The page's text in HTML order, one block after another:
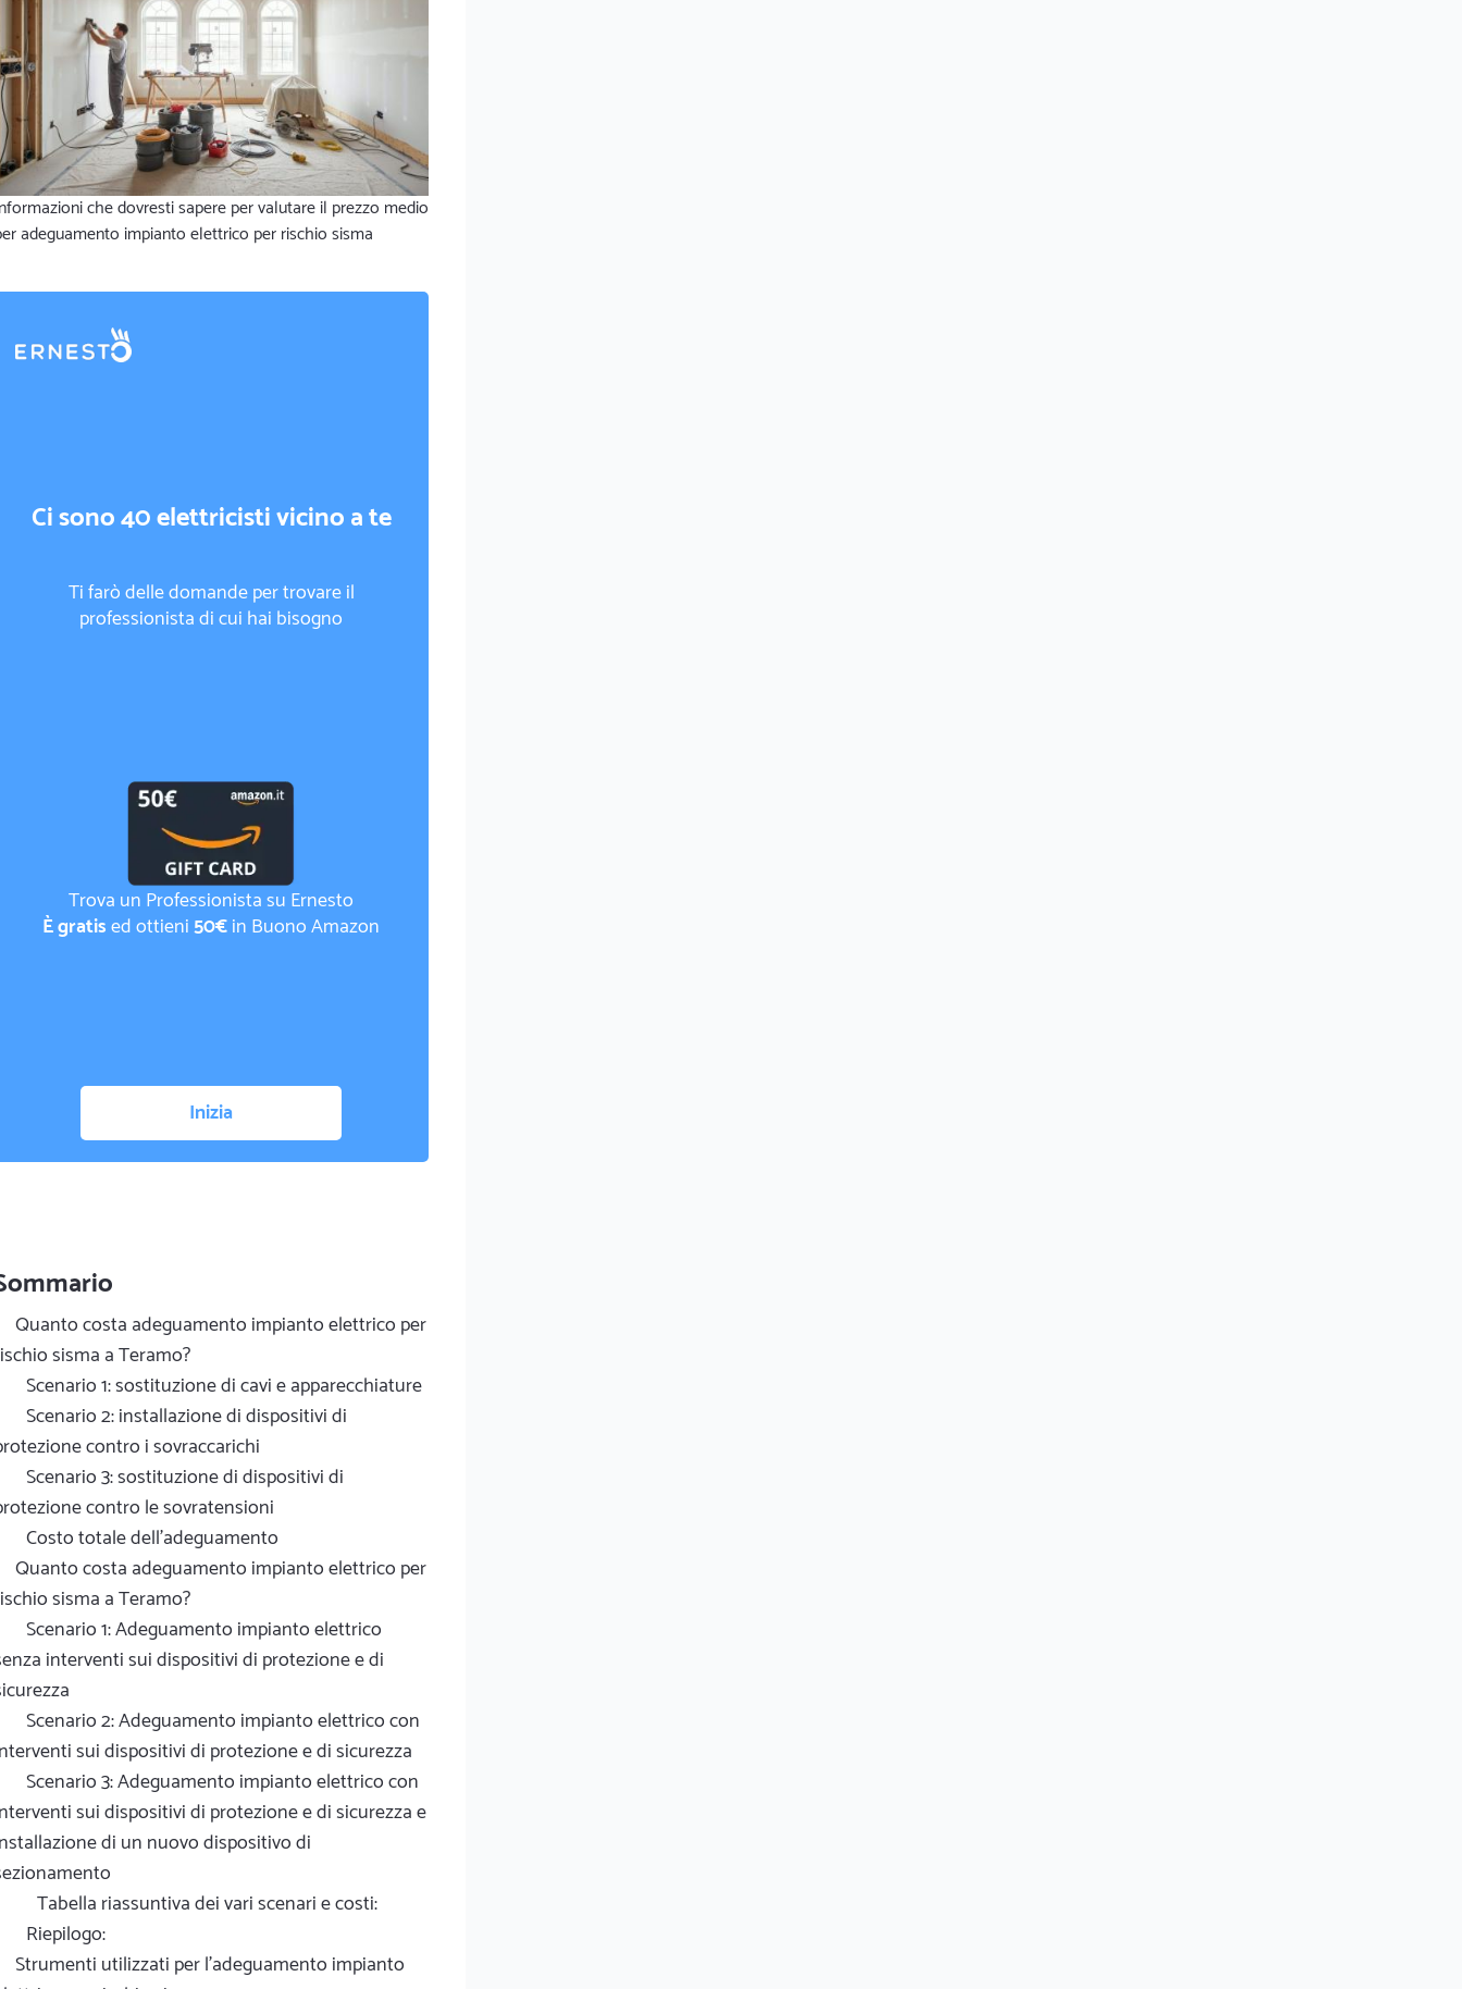
che dovresti sapere per valutare il prezzo medio
adeguamento impianto elettrico per rischio sisma
Ci sono 40 elettricisti vicino a te
Ti farò delle domande per trovare il
professionista di cui hai bisogno
Trova un Professionista su Ernesto
È gratised ottieni50€in Buono Amazon
Inizia
Quanto costa adeguamento impianto elettrico per
sisma a Teramo?
Scenario 1: sostituzione di cavi e apparecchiature
Scenario 2: installazione di dispositivi di
contro i sovraccarichi
Scenario 3: sostituzione di dispositivi di
contro le sovratensioni
Costo totale dell'adeguamento
Quanto costa adeguamento impianto elettrico per
sisma a Teramo?
Scenario 1: Adeguamento impianto elettrico
interventi sui dispositivi di protezione e di
Scenario 2: Adeguamento impianto elettrico con
sui dispositivi di protezione e di sicurezza
Scenario 3: Adeguamento impianto elettrico con
sui dispositivi di protezione e di sicurezza e
di un nuovo dispositivo di
Tabella riassuntiva dei vari scenari e costi:
Riepilogo:
Strumenti utilizzati per l'adeguamento impianto